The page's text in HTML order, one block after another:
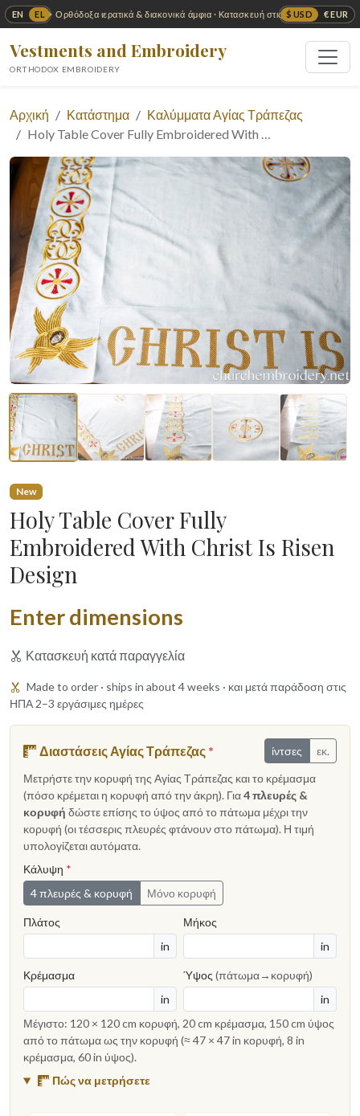
EN EL $ USD € EUR
✦ Ορθόδοξα ιερατικά & διακονικά άμφια · Κατασκευή στις ΗΠΑ ✦
Vestments and Embroidery
ORTHODOX EMBROIDERY
Αρχική Κατάστημα
Καλύμματα Αγίας Τράπεζας
Holy Table Cover Fully Embroidered With …
New
Holy Table Cover Fully
Embroidered With Christ Is Risen
Design
Enter dimensions
Κατασκευή κατά παραγγελία
Made to order · ships in about 4 weeks · και μετά παράδοση στις
ΗΠΑ 2–3 εργάσιμες ημέρες
Διαστάσεις Αγίας Τράπεζας * ίντσες
εκ.
Μετρήστε την κορυφή της Αγίας Τράπεζας και το κρέμασμα
(πόσο κρέμεται η κορυφή από την άκρη). Για4 πλευρές &
κορυφή δώστε επίσης το ύψος από το πάτωμα μέχρι την
κορυφή (οι τέσσερις πλευρές φτάνουν στο πάτωμα). Η τιμή
υπολογίζεται αυτόματα.
Κάλυψη *
4 πλευρές & κορυφή
Μόνο κορυφή
Πλάτος
in
Μήκος
in
Κρέμασμα
in
Ύψος (πάτωμα→κορυφή)
in
Μέγιστο: 120 × 120 cm κορυφή, 20 cm κρέμασμα, 150 cm ύψος
από το πάτωμα ως την κορυφή (≈ 47 × 47 in κορυφή, 8 in
κρέμασμα, 60 in ύψος).
Πώς να μετρήσετε